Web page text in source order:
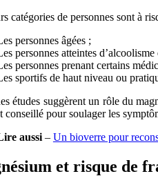
catégories de personnes sont à
personnes âgées ;
personnes atteintes
personnes prenant certains
sportifs de haut niveau ou
études suggèrent un rôle du
conseillé pour soulager les
aussi– Un bioverre pour
et risque de